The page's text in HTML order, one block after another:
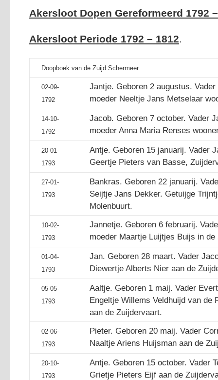
Akersloot Dopen Gereformeerd 1792
Akersloot Periode 1792 – 1812.
Doopboek van de Zuijd Schermeer.
02-09-
1792
Jantje. Geboren 2 augustus.
moeder Neeltje Jans Metselaar
14-10-
1792
Jacob. Geboren 7 october. Vader
moeder Anna Maria Renses
20-01-
1793
Antje. Geboren 15 januarij. Vader
Geertje Pieters van Basse,
27-01-
1793
Bankras. Geboren 22 januarij.
Seijtje Jans Dekker. Getuijge
Molenbuurt.
10-02-
1793
Jannetje. Geboren 6 februarij.
moeder Maartje Luijtjes Buijs in
01-04-
1793
Jan. Geboren 28 maart. Vader
Diewertje Alberts Nier aan de
05-05-
1793
Aaltje. Geboren 1 maij. Vader
Engeltje Willems Veldhuijd van de
aan de Zuijdervaart.
02-06-
1793
Pieter. Geboren 20 maij. Vader
Naaltje Ariens Huijsman aan de
20-10-
1793
Antje. Geboren 15 october. Vader
Grietje Pieters Eijf aan de